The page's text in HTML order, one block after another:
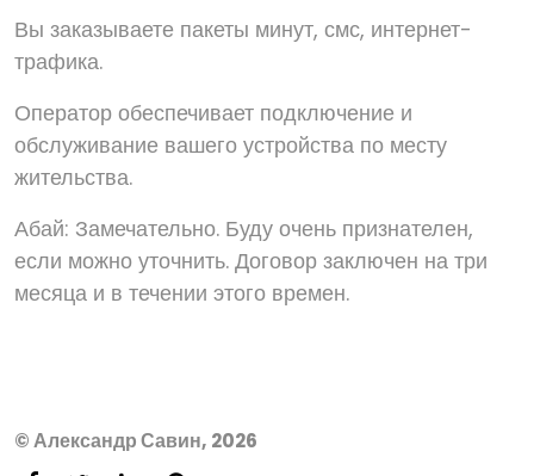
Вы заказываете пакеты минут, смс, интернет-
трафика.
Оператор обеспечивает подключение и
обслуживание вашего устройства по месту
жительства.
Абай: Замечательно. Буду очень признателен,
если можно уточнить. Договор заключен на три
месяца и в течении этого времен.
© Александр Савин, 2026